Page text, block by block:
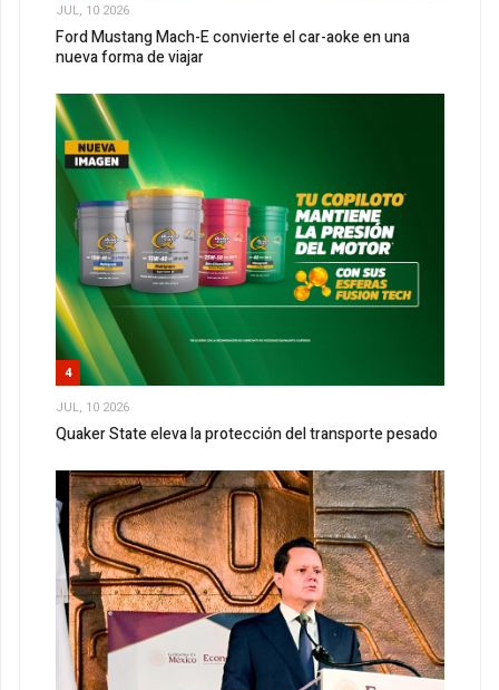
JUL, 10 2026
Ford Mustang Mach-E convierte el car-aoke en una
nueva forma de viajar
4
JUL, 10 2026
Quaker State eleva la protección del transporte pesado